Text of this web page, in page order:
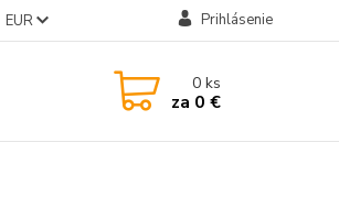
EUR Prihlásenie
0ks
za 0 €